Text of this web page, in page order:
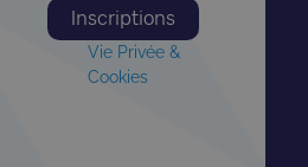
Inscriptions
Vie Privée &
Cookies